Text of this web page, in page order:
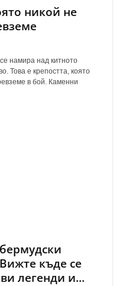
никой не
намира над китното
Това е крепостта, която
в бой. Каменни
къде се
легенди и...